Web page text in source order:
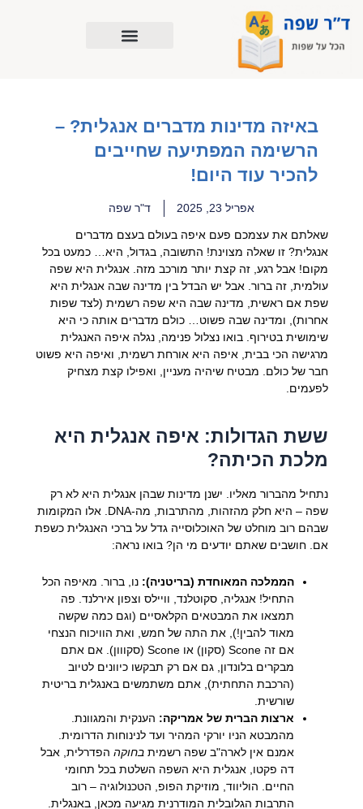
לתוכן
באיזה מדינות מדברים אנגלית? –
הרשימה המפתיעה שחייבים
להכיר עוד היום!
אפריל 23, 2025 ד"ר שפה
שאלתם את עצמכם פעם איפה בעולם בעצם מדברים
אנגלית? זו שאלה מצוינת! התשובה, בגדול, היא… כמעט בכל
מקום! אבל רגע, זה קצת יותר מורכב מזה. אנגלית היא שפה
עולמית, זה ברור. אבל יש הבדל בין מדינה שבה אנגלית היא
שפת אם ראשית, מדינה שבה היא שפה רשמית (לצד שפות
אחרות), ומדינה שבה פשוט… כולם מדברים אותה כי היא
שימושית בטירוף. בואו נצלול פנימה, נגלה איפה האנגלית
מרגישה הכי בבית, איפה היא אורחת רשמית, ואיפה היא פשוט
חבר של כולם. מבטיח שיהיה מעניין, ואפילו קצת מצחיק
לפעמים.
ששת הגדולות: איפה אנגלית היא
מלכת הכיתה?
נתחיל מהברור מאליו. ישנן מדינות שבהן אנגלית היא לא רק
שפה – היא חלק מהזהות, מהתרבות, מה-DNA. אלו המקומות
שבהם רוב מוחלט של האוכלוסייה גדל על ברכי האנגלית כשפת
אם. חושבים שאתם יודעים מי הן? בואו נראה:
הממלכה המאוחדת (בריטניה): נו, ברור. מאיפה הכל
התחיל! אנגליה, סקוטלנד, וויילס וצפון אירלנד. פה
תמצאו את המבטאים הקלאסיים (וגם כמה שקשה
מאוד להבין!), את התה של חמש, ואת הוויכוח הנצחי
אם זה Scone (סקון) או Scone (סקווון). אם אתם
מבקרים בלונדון, גם אם רק תבקשו כיוונים לטיוב
(הרכבת התחתית), אתם משתמשים באנגלית בריטית
שורשית.
ארצות הברית של אמריקה: הענקית והמגוונת.
מהמבטא הניו יורקי המהיר ועד לנינוחות הדרומית.
אמנם אין לארה"ב שפה רשמית בחוקההפדרלית, אבל
דה פקטו, אנגלית היא השפה השלטת בכל תחומי
החיים. הוליווד, מוזיקת הפופ, הטכנולוגיה – רוב
התרבות הגלובלית המודרנית מגיעה מכאן, באנגלית.